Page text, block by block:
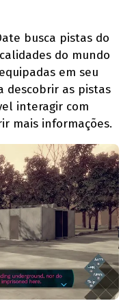
busca pistas do
do mundo
em seu
descobrir as pistas
interagir com
mais informações.